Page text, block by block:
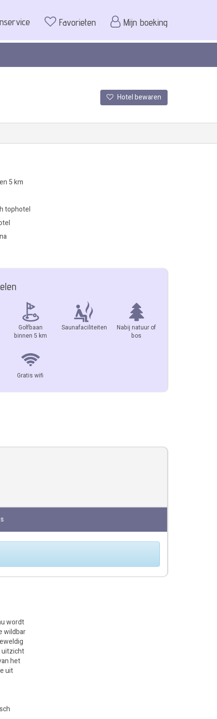
Favorieten Mijn boeking
Hotel bewaren
5 km
tophotel
Golfbaan
binnen 5 km
Saunafaciliteiten
Nabij natuur of
bos
Gratis wifi
wordt
wildbar
uitzicht
het
uit